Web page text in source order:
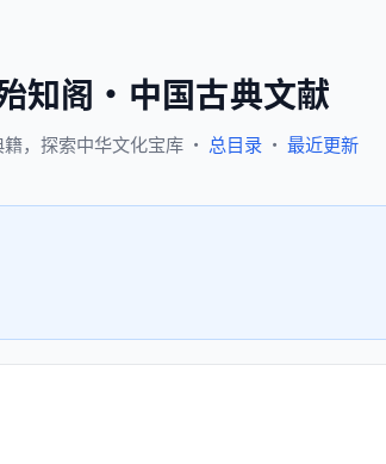
知阁 · 中国古典文献
， 探索中华文化宝库 · 总目录 · 最近更新